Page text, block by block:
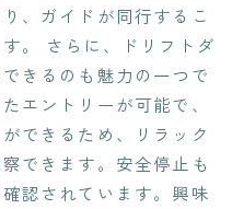
、ガイドが同行するこ
。 さらに、ドリフトダ
きるのも魅力の一つで
エントリーが可能で、
できるため、リラック
できます。安全停止も
認されています。興味